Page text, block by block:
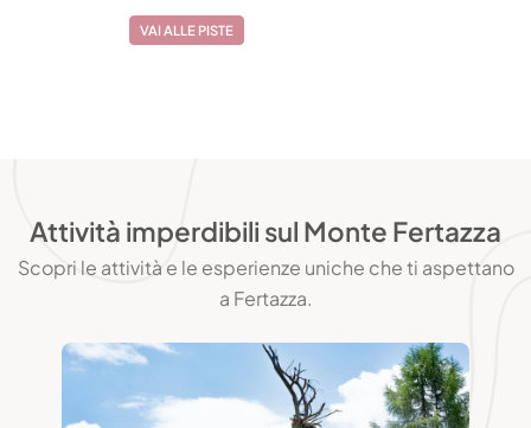
VAI ALLE PISTE
Attività imperdibili sul Monte Fertazza
Scopri le attività e le esperienze uniche che ti aspettano
a Fertazza.